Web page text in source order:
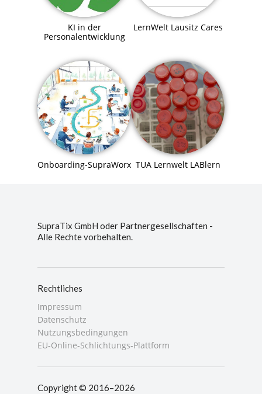
KI in der
Personalentwicklung
LernWelt Lausitz Cares
Onboarding-SupraWorx TUA Lernwelt LABlern
SupraTix GmbH oder Partnergesellschaften -
Alle Rechte vorbehalten.
Rechtliches
Impressum
Datenschutz
Nutzungsbedingungen
EU-Online-Schlichtungs-Plattform
Copyright © 2016–2026